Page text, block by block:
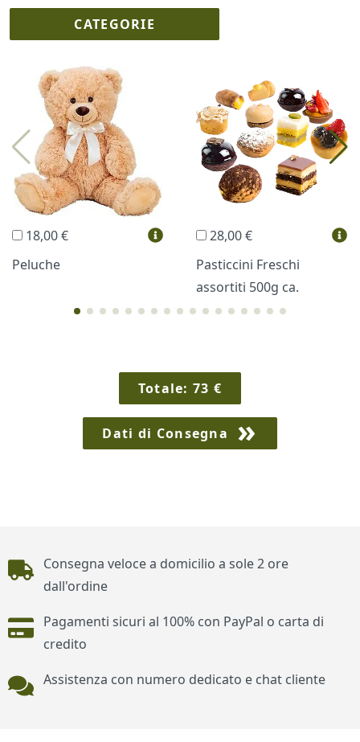
CATEGORIE
I più scelti
Profumi Collane Lussoni®
Trudi® THUN®
Regali Personalizzati
18,00 €
Peluche
28,00 €
Pasticcini Freschi
assortiti 500g ca.
Totale:73 €
Dati di Consegna
Piè di pagina
Consegna veloce a domicilio a sole 2 ore
dall'ordine
Pagamenti sicuri al 100% con PayPal o carta di
credito
Assistenza con numero dedicato e chat cliente